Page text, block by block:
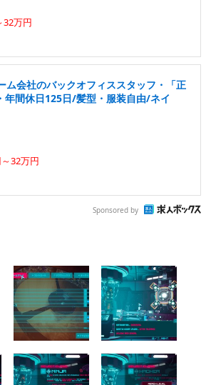
32万円
ム会社のバックオフィススタッフ・「正
年間休日125日/髪型・服装自由/ネイ
32万円
Sponsored by